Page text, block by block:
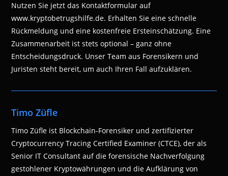
Nutzen Sie jetzt das Kontaktformular auf
www.kryptobetrugshilfe.de. Erhalten Sie eine schnelle
Rückmeldung und eine kostenfreie Ersteinschätzung. Eine
Zusammenarbeit ist stets optional – ganz ohne
Entscheidungsdruck. Unser Team aus Forensikern und
Juristen steht bereit, um auch Ihren Fall aufzuklären.
Timo Züfle
Timo Züfle ist Blockchain-Forensiker und zertifizierter
Cryptocurrency Tracing Certified Examiner (CTCE), der als
Senior IT Consultant auf die forensische Nachverfolgung
gestohlener Kryptowährungen und die Aufklärung von